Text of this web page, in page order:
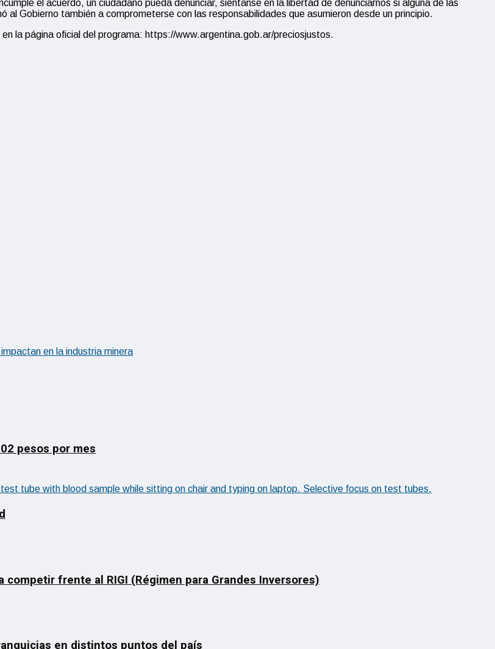
el acuerdo, un ciudadano pueda denunciar, siéntanse en la libertad de denunciarnos si alguna de las
Gobierno también a comprometerse con las responsabilidades que asumieron desde un principio.
la página oficial del programa: https://www.argentina.gob.ar/preciosjustos.
en la industria minera
pesos por mes
frente al RIGI (Régimen para Grandes Inversores)
en distintos puntos del país